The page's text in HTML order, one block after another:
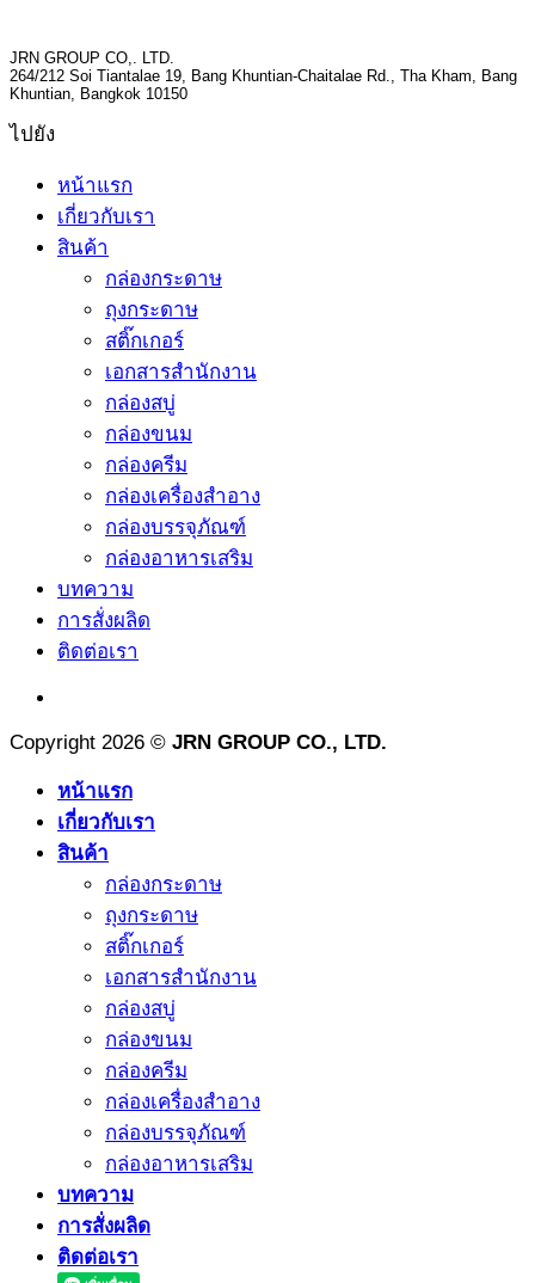
JRN GROUP CO,. LTD.
264/212 Soi Tiantalae 19, Bang Khuntian-Chaitalae Rd., Tha Kham, Bang
Khuntian, Bangkok 10150
ไปยัง
หน้าแรก
เกี่ยวกับเรา
สินค้า
กล่องกระดาษ
ถุงกระดาษ
สติ๊กเกอร์
เอกสารสำนักงาน
กล่องสบู่
กล่องขนม
กล่องครีม
กล่องเครื่องสำอาง
กล่องบรรจุภัณฑ์
กล่องอาหารเสริม
บทความ
การสั่งผลิด
ติดต่อเรา
Copyright 2026 © JRN GROUP CO., LTD.
หน้าแรก
เกี่ยวกับเรา
สินค้า
กล่องกระดาษ
ถุงกระดาษ
สติ๊กเกอร์
เอกสารสำนักงาน
กล่องสบู่
กล่องขนม
กล่องครีม
กล่องเครื่องสำอาง
กล่องบรรจุภัณฑ์
กล่องอาหารเสริม
บทความ
การสั่งผลิด
ติดต่อเรา